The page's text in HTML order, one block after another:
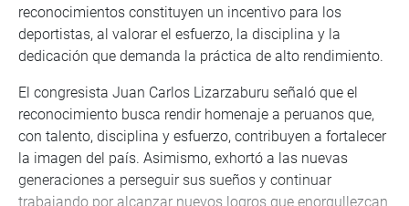
reconocimientos constituyen un incentivo para los
deportistas, al valorar el esfuerzo, la disciplina y la
dedicación que demanda la práctica de alto rendimiento.
El congresista Juan Carlos Lizarzaburu señaló que el
reconocimiento busca rendir homenaje a peruanos que,
con talento, disciplina y esfuerzo, contribuyen a fortalecer
la imagen del país. Asimismo, exhortó a las nuevas
generaciones a perseguir sus sueños y continuar
trabajando por alcanzar nuevos logros que enorgullezcan